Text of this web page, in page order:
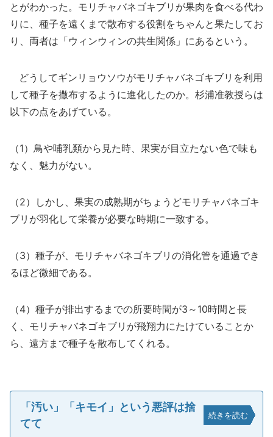
とがわかった。モリチャバネゴキブリが果肉を食べる代わ
りに、種子を遠くまで散布する役割をちゃんと果たしてお
り、両者は「ウィンウィンの共生関係」にあるという。
どうしてギンリョウソウがモリチャバネゴキブリを利用
して種子を撒布するように進化したのか。杉浦准教授らは
以下の点をあげている。
（1）鳥や哺乳類から見た時、果実が目立たない色で味も
なく、魅力がない。
（2）しかし、果実の成熟期がちょうどモリチャバネゴキ
ブリが羽化して栄養が必要な時期に一致する。
（3）種子が、モリチャバネゴキブリの消化管を通過でき
るほど微細である。
（4）種子が排出するまでの所要時間が3～10時間と長
く、モリチャバネゴキブリが飛翔力にたけていることか
ら、遠方まで種子を散布してくれる。
「汚い」「キモイ」という悪評は捨
てて
続きを読む